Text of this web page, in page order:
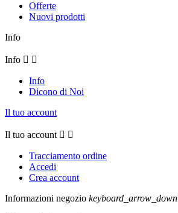
Offerte
Nuovi prodotti
Info
Info  
Info
Dicono di Noi
Il tuo account
Il tuo account  
Tracciamento ordine
Accedi
Crea account
Informazioni negozio keyboard_arrow_down